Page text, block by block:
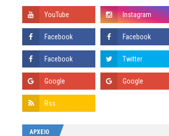
ΑΡΧΕΙΟ